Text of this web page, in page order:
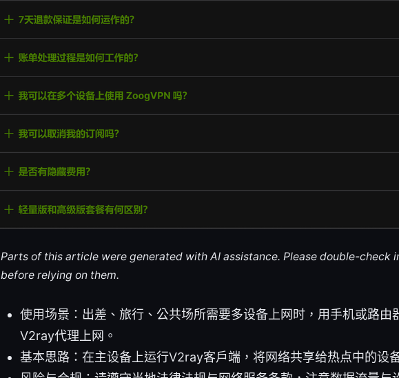
Parts of this article were generated with AI assistance. Please double-check
before relying on them.
使用场景：出差、旅行、公共场所需要多设备上网时，用手机或路由
V2ray代理上网。
基本思路：在主设备上运行V2ray客户端，将网络共享给热点中的设